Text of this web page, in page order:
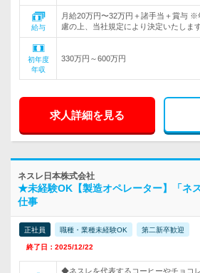
給与
月給20万円〜32万円＋諸手当＋賞与
慮の上、当社規定により決定いたしま
初年度
年収
330万円～600万円
求人詳細を見る
ネスレ日本株式会社
★未経験OK【製造オペレーター】「ネ
仕事
正社員 職種・業種未経験OK 第二新卒歓迎
終了日：2025/12/22
◆ネスレを代表するコーヒーやチョコ